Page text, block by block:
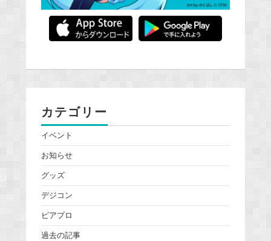
カテゴリー
イベント
お知らせ
グッズ
デジコン
ピアプロ
過去の記事